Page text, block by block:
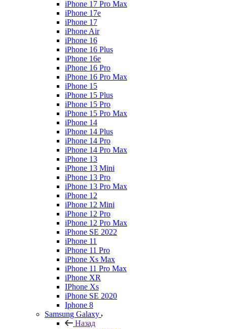
iPhone 17 Pro Max
iPhone 17e
iPhone 17
iPhone Air
iPhone 16
iPhone 16 Plus
iPhone 16e
iPhone 16 Pro
iPhone 16 Pro Max
iPhone 15
iPhone 15 Plus
iPhone 15 Pro
iPhone 15 Pro Max
iPhone 14
iPhone 14 Plus
iPhone 14 Pro
iPhone 14 Pro Max
iPhone 13
iPhone 13 Mini
iPhone 13 Pro
iPhone 13 Pro Max
iPhone 12
iPhone 12 Mini
iPhone 12 Pro
iPhone 12 Pro Max
iPhone SE 2022
iPhone 11
iPhone 11 Pro
iPhone Xs Max
iPhone 11 Pro Max
iPhone XR
IPhone Xs
iPhone SE 2020
Iphone 8
Samsung Galaxy
Назад